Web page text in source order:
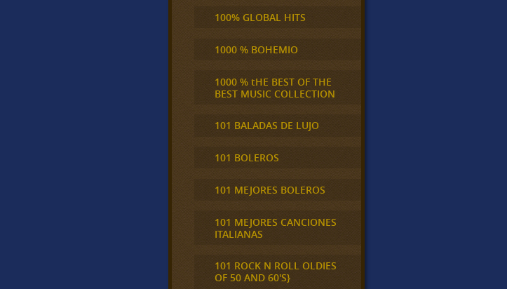
100% GLOBAL HITS
1000 % BOHEMIO
1000 % tHE BEST OF THE
BEST MUSIC COLLECTION
101 BALADAS DE LUJO
101 BOLEROS
101 MEJORES BOLEROS
101 MEJORES CANCIONES
ITALIANAS
101 ROCK N ROLL OLDIES
OF 50 AND 60'S}